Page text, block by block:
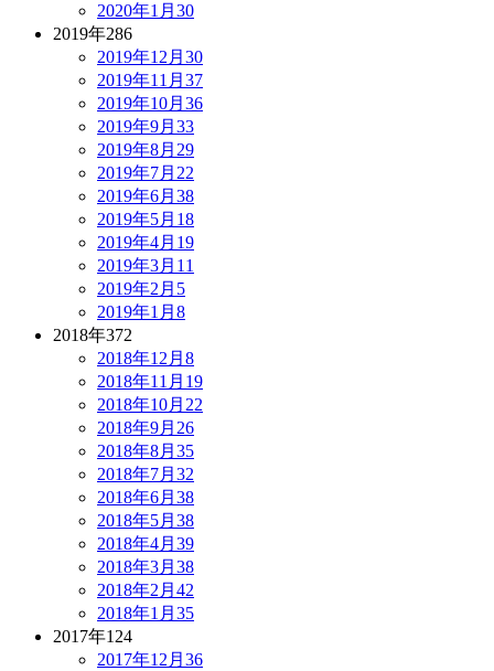
2020年1月 30
2019年286
2019年12月 30
2019年11月 37
2019年10月 36
2019年9月 33
2019年8月 29
2019年7月 22
2019年6月 38
2019年5月 18
2019年4月 19
2019年3月 11
2019年2月 5
2019年1月 8
2018年372
2018年12月 8
2018年11月 19
2018年10月 22
2018年9月 26
2018年8月 35
2018年7月 32
2018年6月 38
2018年5月 38
2018年4月 39
2018年3月 38
2018年2月 42
2018年1月 35
2017年124
2017年12月 36